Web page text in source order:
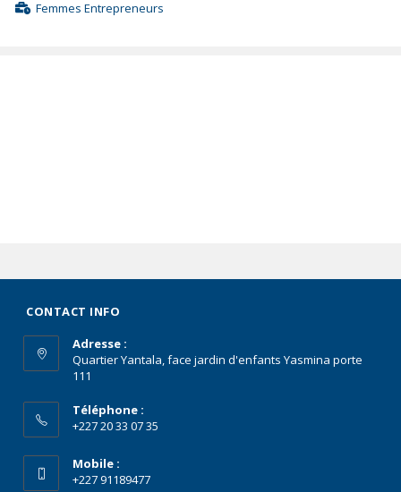
Femmes Entrepreneurs
CONTACT INFO
Adresse :
Quartier Yantala, face jardin d'enfants Yasmina porte
111
Téléphone :
+227 20 33 07 35
Mobile :
+227 91189477